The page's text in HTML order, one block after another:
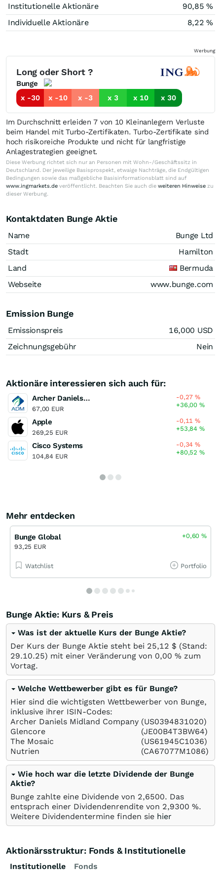
Institutionelle Aktionäre
90,85 %
Individuelle Aktionäre
8,22 %
Werbung
Long oder Short ?
Bunge
x -30
x -10 x -3 x 3 x 10 x 30
Im Durchschnitt erleiden 7 von 10 Kleinanlegern Verluste
beim Handel mit Turbo-Zertifikaten. Turbo-Zertifikate sind
hoch risikoreiche Produkte und nicht für langfristige
Anlagestrategien geeignet.
Diese Werbung richtet sich nur an Personen mit Wohn-/Geschäftssitz in
Deutschland. Der jeweilige Basisprospekt, etwaige Nachträge, die Endgültigen
Bedingungen sowie das maßgebliche Basisinformationsblatt sind auf
www.ingmarkets.de veröffentlicht. Beachten Sie auch die weiteren Hinweise zu
dieser Werbung.
Kontaktdaten Bunge Aktie
Name
Bunge Ltd
Stadt
Hamilton
Land
Bermuda
Webseite
www.bunge.com
Emission Bunge
Emissionspreis 16,000 USD
Zeichnungsgebühr
Nein
Aktionäre interessieren sich auch für:
Archer Daniels Midland Company
67,00 EUR
-0,27%
+36,00%
Apple
269,25 EUR
-0,11%
+53,84%
Cisco Systems
104,84 EUR
-0,34%
+80,52%
Mehr entdecken
Bunge Global
93,25 EUR
+0,60%
Watchlist Portfolio
Bunge Aktie: Kurs & Preis
Was ist der aktuelle Kurs der Bunge Aktie?
Der Kurs der Bunge Aktie steht bei 25,12 $ (Stand:
29.10.25) mit einer Veränderung von 0,00 % zum
Vortag.
Welche Wettbewerber gibt es für Bunge?
Hier sind die wichtigsten Wettbewerber von Bunge,
inklusive ihrer ISIN-Codes:
Archer Daniels Midland Company (US0394831020)
Glencore
(JE00B4T3BW64)
The Mosaic
(US61945C1036)
Nutrien
(CA67077M1086)
Wie hoch war die letzte Dividende der Bunge
Aktie?
Bunge zahlte eine Dividende von 2,6500. Das
entsprach einer Dividendenrendite von 2,9300 %.
Weitere Dividendentermine finden sie hier
Aktionärsstruktur: Fonds & Institutionelle
Institutionelle Fonds